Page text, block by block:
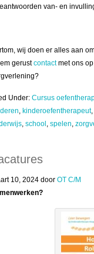
van- en
wij doen er alles aan
gerustcontactmet ons
Under: Cursus
, kinderoefentherapeut,
, school , spelen,
10, 2024 door OT C/M